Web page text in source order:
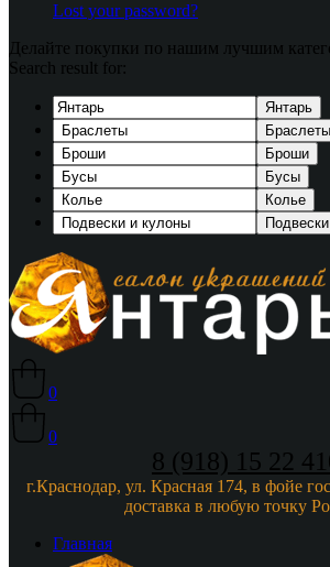
Lost your password?
Делайте покупки по нашим лучшим
Search result for:
Янтарь
Браслеты
Броши
Бусы
Колье
0
0
8 (918) 15 22
г.Краснодар, ул. Красная 174, в фойе
доставка в любую точку
Главная